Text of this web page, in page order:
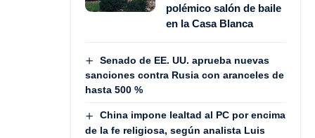
polémico salón de baile
en la Casa Blanca
Senado de EE. UU. aprueba nuevas
sanciones contra Rusia con aranceles de
hasta 500 %
China impone lealtad al PC por encima
de la fe religiosa, según analista Luis